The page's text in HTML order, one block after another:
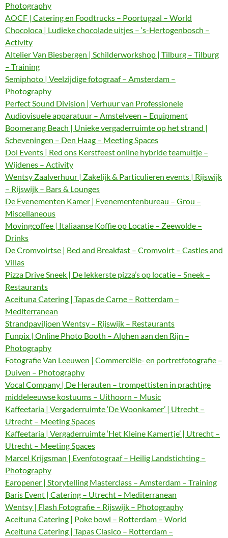
Photography
AOCF | Catering en Foodtrucks – Poortugaal – World
Chocoloca | Ludieke chocolade uitjes – ‘s-Hertogenbosch –
Activity
Altelier Van Biesbergen | Schilderworkshop | Tilburg – Tilburg
– Training
Semiphoto | Veelzijdige fotograaf – Amsterdam –
Photography
Perfect Sound Division | Verhuur van Professionele
Audiovisuele apparatuur – Amstelveen – Equipment
Boomerang Beach | Unieke vergaderruimte op het strand |
Scheveningen – Den Haag – Meeting Spaces
Dol Events | Red ons Kerstfeest online hybride teamuitje –
Wijdenes – Activity
Wentsy Zaalverhuur | Zakelijk & Particulieren events | Rijswijk
– Rijswijk – Bars & Lounges
De Evenementen Kamer | Evenementenbureau – Grou –
Miscellaneous
Movingcoffee | Italiaanse Koffie op Locatie – Zeewolde –
Drinks
De Cromvoirtse | Bed and Breakfast – Cromvoirt – Castles and
Villas
Pizza Drive Sneek | De lekkerste pizza’s op locatie – Sneek –
Restaurants
Aceituna Catering | Tapas de Carne – Rotterdam –
Mediterranean
Strandpaviljoen Wentsy – Rijswijk – Restaurants
Funpix | Online Photo Booth – Alphen aan den Rijn –
Photography
Fotografie Van Leeuwen | Commerciële- en portretfotografie –
Duiven – Photography
Vocal Company | De Herauten – trompettisten in prachtige
middeleeuwse kostuums – Uithoorn – Music
Kaffeetaria | Vergaderruimte ‘De Woonkamer’ | Utrecht –
Utrecht – Meeting Spaces
Kaffeetaria | Vergaderruimte ‘Het Kleine Kamertje’ | Utrecht –
Utrecht – Meeting Spaces
Marcel Krijgsman | Evenfotograaf – Heilig Landstichting –
Photography
Earopener | Storytelling Masterclass – Amsterdam – Training
Baris Event | Catering – Utrecht – Mediterranean
Wentsy | Flash Fotografie – Rijswijk – Photography
Aceituna Catering | Poke bowl – Rotterdam – World
Aceituna Catering | Tapas Clasico – Rotterdam –